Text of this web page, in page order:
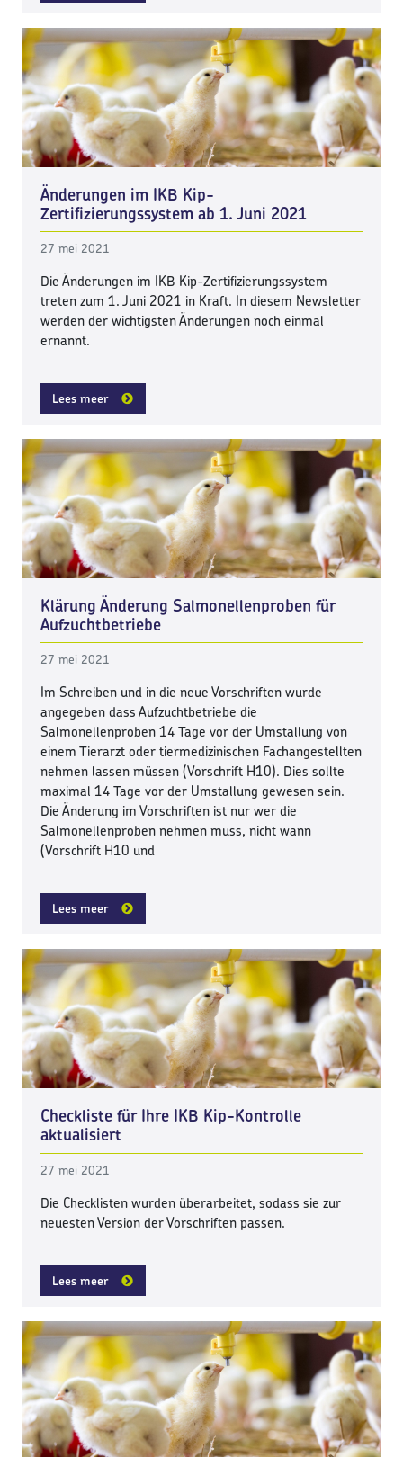
Änderungen im IKB Kip-
Zertifizierungssystem ab 1. Juni 2021
27 mei 2021
Die Änderungen im IKB Kip-Zertifizierungssystem
treten zum 1. Juni 2021 in Kraft. In diesem Newsletter
werden der wichtigsten Änderungen noch einmal
ernannt.
Lees meer
Klärung Änderung Salmonellenproben für
Aufzuchtbetriebe
27 mei 2021
Im Schreiben und in die neue Vorschriften wurde
angegeben dass Aufzuchtbetriebe die
Salmonellenproben 14 Tage vor der Umstallung von
einem Tierarzt oder tiermedizinischen Fachangestellten
nehmen lassen müssen (Vorschrift H10). Dies sollte
maximal 14 Tage vor der Umstallung gewesen sein.
Die Änderung im Vorschriften ist nur wer die
Salmonellenproben nehmen muss, nicht wann
(Vorschrift H10 und
Lees meer
Checkliste für Ihre IKB Kip-Kontrolle
aktualisiert
27 mei 2021
Die Checklisten wurden überarbeitet, sodass sie zur
neuesten Version der Vorschriften passen.
Lees meer